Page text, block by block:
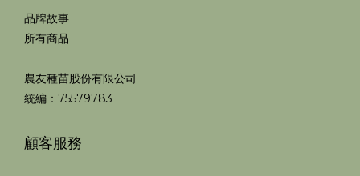
品牌故事
所有商品
農友種苗股份有限公司
統編：75579783
顧客服務